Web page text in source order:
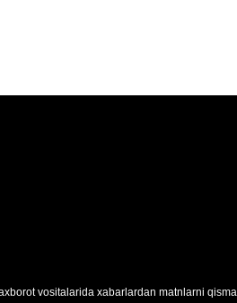
vositalarida xabarlardan matnlarni